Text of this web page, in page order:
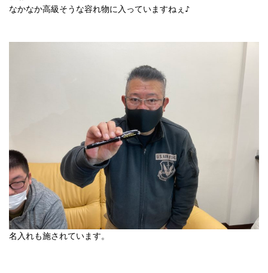
なかなか高級そうな容れ物に入っていますねぇ♪
名入れも施されています。